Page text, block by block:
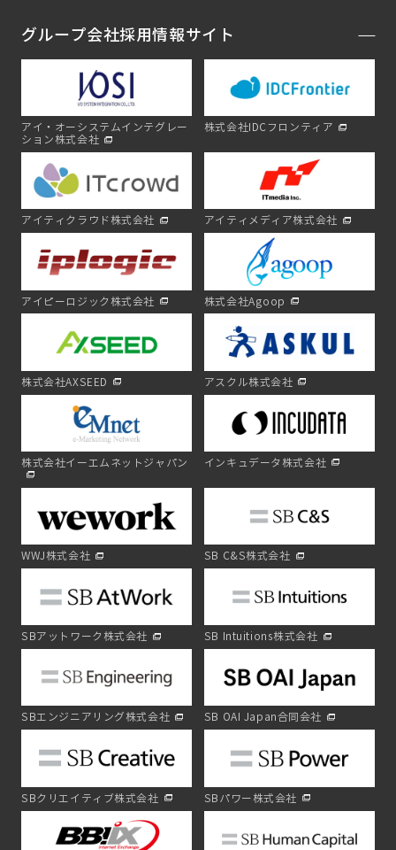
グループ会社採用情報サイト
アイ・オーシステムインテグレー
ション株式会社
株式会社IDCフロンティア
アイティクラウド株式会社 アイティメディア株式会社
アイピーロジック株式会社 株式会社Agoop
株式会社AXSEED アスクル株式会社
株式会社イーエムネットジャパン インキュデータ株式会社
WWJ株式会社 SB C&S株式会社
SBアットワーク株式会社 SB Intuitions株式会社
SBエンジニアリング株式会社 SB OAI Japan合同会社
SBクリエイティブ株式会社 SBパワー株式会社